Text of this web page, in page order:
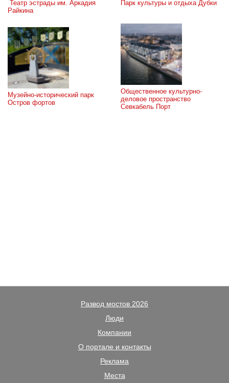
Райкина
Парк культуры и отдыха Дубки
Музейно-исторический парк
Остров фортов
Общественное культурно-
деловое пространство
Севкабель Порт
Развод мостов 2026
Люди
Компании
О портале и контакты
Реклама
Места